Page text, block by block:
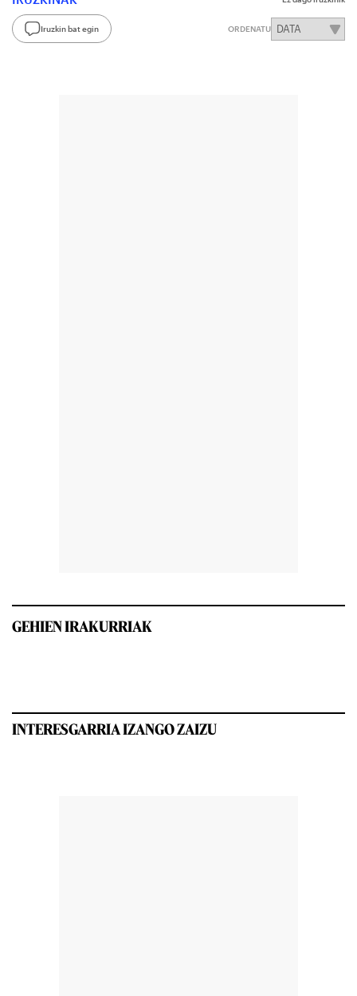
Iruzkin bat egin ORDENATU
GEHIEN IRAKURRIAK
INTERESGARRIA IZANGO ZAIZU